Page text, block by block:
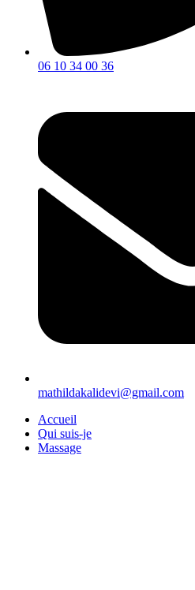
06 10 34 00 36
mathildakalidevi@gmail.com
Accueil
Qui suis-je
Massage